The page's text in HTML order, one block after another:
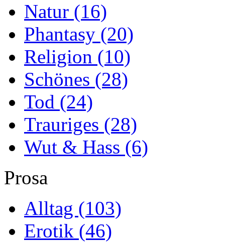
Natur (16)
Phantasy (20)
Religion (10)
Schönes (28)
Tod (24)
Trauriges (28)
Wut & Hass (6)
Prosa
Alltag (103)
Erotik (46)